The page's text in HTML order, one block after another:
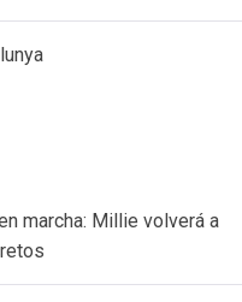
marcha: Millie volverá a